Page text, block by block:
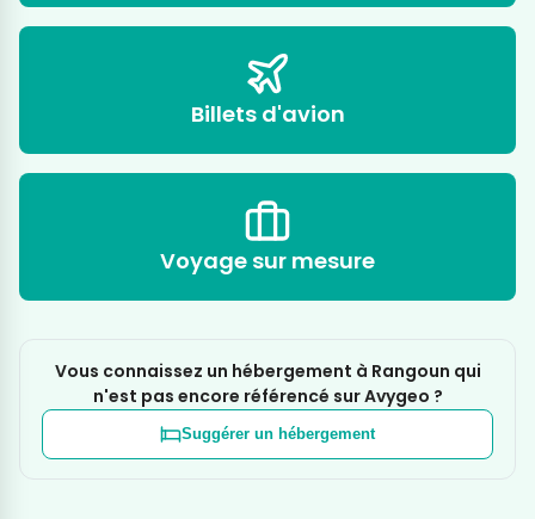
Billets d'avion
Voyage sur mesure
Vous connaissez un hébergement à Rangoun qui
n'est pas encore référencé sur Avygeo ?
Suggérer un hébergement